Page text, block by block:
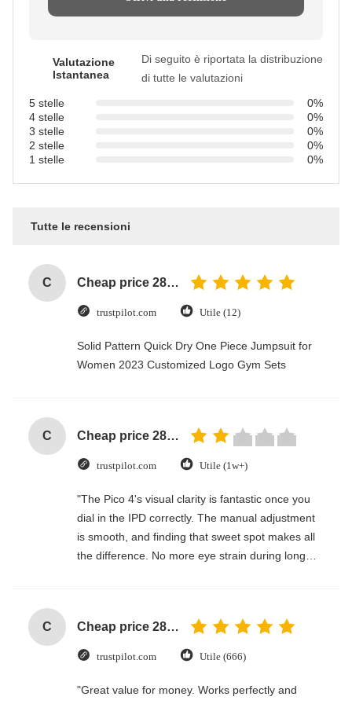
Valutazione
Istantanea
Di seguito è riportata la distribuzione
di tutte le valutazioni
5 stelle
0%
4 stelle
0%
3 stelle
0%
2 stelle
0%
1 stelle
0%
Tutte le recensioni
C Cheap price 28mm Aluminium Curtain Rod 1.2mm thickness with plastic final
trustpilot.com Utile (12)
Solid Pattern Quick Dry One Piece Jumpsuit for
Women 2023 Customized Logo Gym Sets
C Cheap price 28mm Aluminium Curtain Rod 1.2mm thickness with plastic final
trustpilot.com Utile (1w+)
"The Pico 4's visual clarity is fantastic once you
dial in the IPD correctly. The manual adjustment
is smooth, and finding that sweet spot makes all
the difference. No more eye strain during long
manual adjustment is smooth, and finding that
sweet spot makes all the difference. No more eye
taking the time to set it up properly!""The Pico 4's
C Cheap price 28mm Aluminium Curtain Rod 1.2mm thickness with plastic final
trustpilot.com Utile (666)
"Great value for money. Works perfectly and